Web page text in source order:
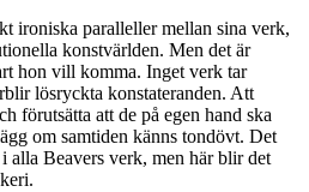
ironiska paralleller mellan sina verk,
konstvärlden. Men det är
hon vill komma. Inget verk tar
lösryckta konstateranden. Att
förutsätta att de på egen hand ska
om samtiden känns tondövt. Det
alla Beavers verk, men här blir det